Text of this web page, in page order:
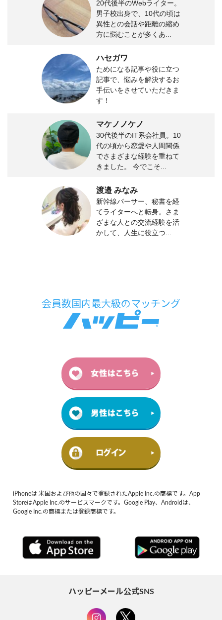
20代後半のWebライター。
男子校出身で、10代の頃は
異性との会話や距離の縮め
方に悩むことが多くあ...
ハセガワ
ためになる記事や役に立つ
記事で、悩みを解決するお
手伝いをさせていただきま
す！
マケノノケノ
30代後半のIT系会社員。10
代の頃から恋愛や人間関係
でさまざまな経験を重ねて
きました。 今でこそ...
渡邉 みなみ
新幹線パーサー、秘書を経
てライターへと転身。さま
ざまな人との交流経験を活
かして、人生に役立つ...
iPhoneは 米国および他の国々で登録されたApple Inc.の商標です。App
StoreはApple Inc.のサービスマークです。Google Play、Androidは、
Google Inc.の商標または登録商標です。
ハッピーメール公式SNS